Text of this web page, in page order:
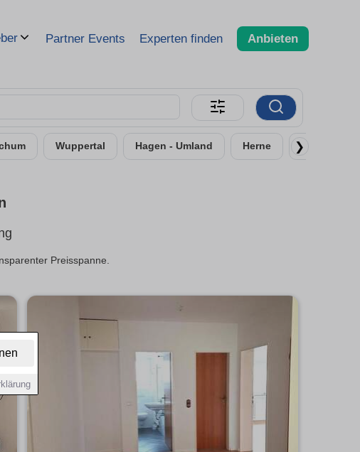
Partner Events Experten finden Anbieten
Wuppertal Hagen - Umland Herne Remscheid
❯
Preisspanne.